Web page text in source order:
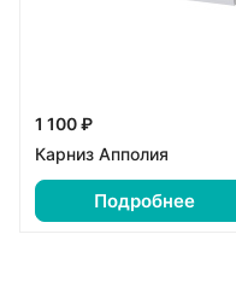
1 100 ₽
Карниз Апполия
Подробнее